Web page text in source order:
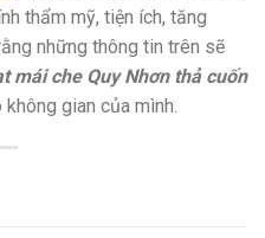
thẩm mỹ, tiện ích, tăng
những thông tin trên sẽ
mái che Quy Nhơn thả cuốn
gian của mình.